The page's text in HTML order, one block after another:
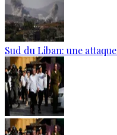
Sud du Liban: une